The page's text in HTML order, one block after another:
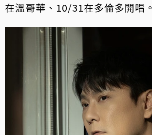
在溫哥華、10/31在多倫多開唱。